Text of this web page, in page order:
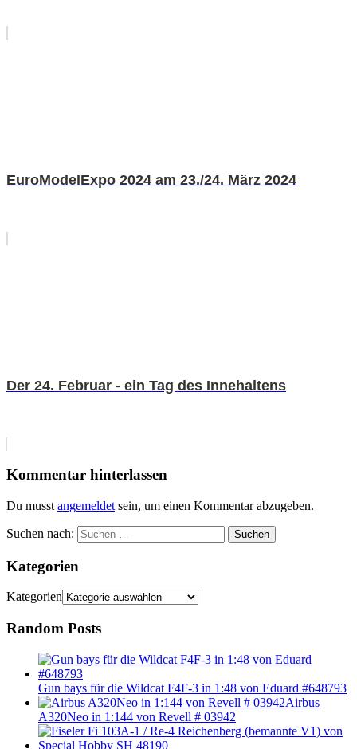
EuroModelExpo 2024 am 23./24. März 2024
Der 24. Februar - ein Tag des Innehaltens
Kommentar hinterlassen
Du musst angemeldet sein, um einen Kommentar abzugeben.
Suchen nach: Suchen
Kategorien
Kategorien
Random Posts
Gun bays für die Wildcat F4F-3 in 1:48 von Eduard #648793
Airbus
A320Neo in 1:144 von Revell # 03942